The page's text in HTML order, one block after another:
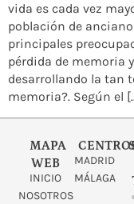
vida es cada vez
población de
principales
pérdida de memoria
desarrollando la tan
memoria?. Según el
MAPA
WEB
INICIO
NOSOTROS
MADRID
MÁLAGA